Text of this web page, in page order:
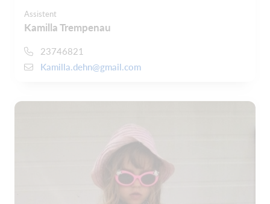
Assistent
Kamilla Trempenau
23746821
Kamilla.dehn@gmail.com